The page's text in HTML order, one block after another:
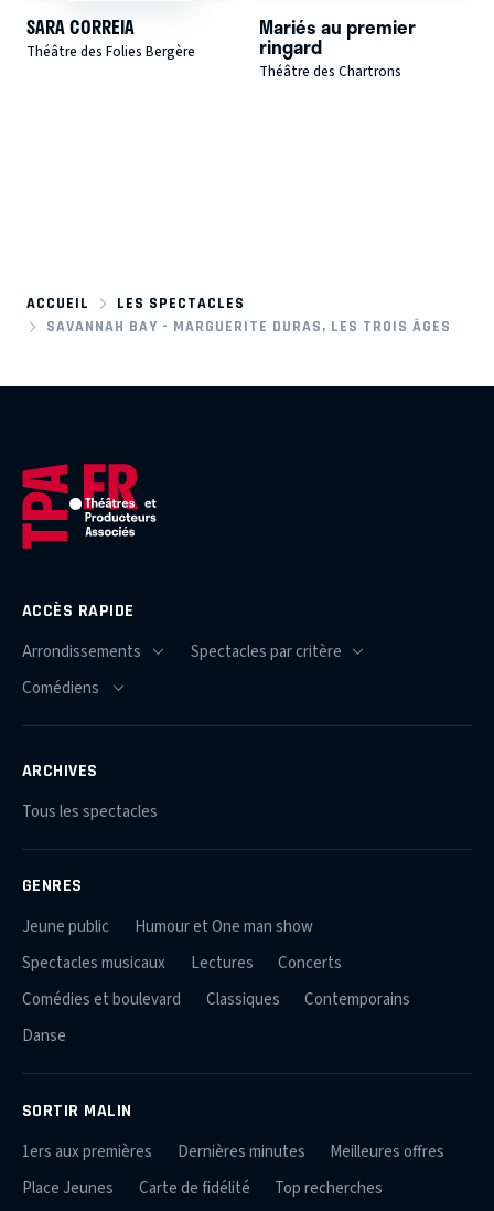
SARA CORREIA
Théâtre des Folies Bergère
Mariés au premier
ringard
Théâtre des Chartrons
ACCUEIL
LES SPECTACLES
SAVANNAH BAY - MARGUERITE DURAS, LES TROIS ÂGES
ACCÈS RAPIDE
ARCHIVES
Tous les spectacles
GENRES
Jeune public
Humour et One man show
Spectacles musicaux
Lectures
Concerts
Comédies et boulevard
Classiques
Contemporains
Danse
SORTIR MALIN
1ers aux premières Dernières minutes
Meilleures offres
Place Jeunes
Carte de fidélité Top recherches